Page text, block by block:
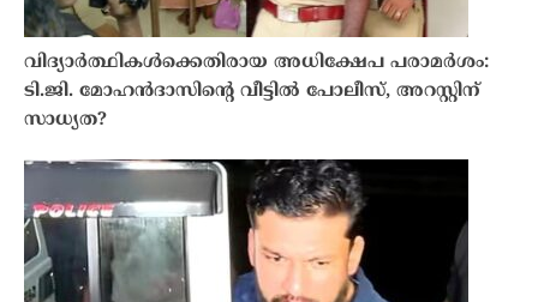
വിദ്യാർത്ഥികൾക്കെതിരായ അധിക്ഷേപ പരാമർശം:
ടി.ജി. മോഹൻദാസിന്റെ വീട്ടിൽ പോലീസ്, അറസ്റ്റിന്
സാധ്യത?